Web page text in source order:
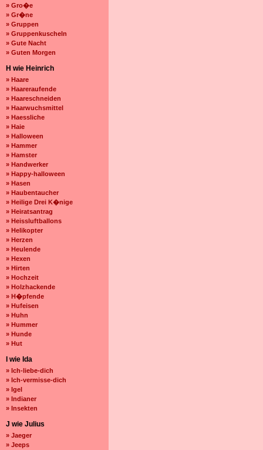
» Gro�e
» Gr�ne
» Gruppen
» Gruppenkuscheln
» Gute Nacht
» Guten Morgen
H wie Heinrich
» Haare
» Haareraufende
» Haareschneiden
» Haarwuchsmittel
» Haessliche
» Haie
» Halloween
» Hammer
» Hamster
» Handwerker
» Happy-halloween
» Hasen
» Haubentaucher
» Heilige Drei K�nige
» Heiratsantrag
» Heissluftballons
» Helikopter
» Herzen
» Heulende
» Hexen
» Hirten
» Hochzeit
» Holzhackende
» H�pfende
» Hufeisen
» Huhn
» Hummer
» Hunde
» Hut
I wie Ida
» Ich-liebe-dich
» Ich-vermisse-dich
» Igel
» Indianer
» Insekten
J wie Julius
» Jaeger
» Jeeps